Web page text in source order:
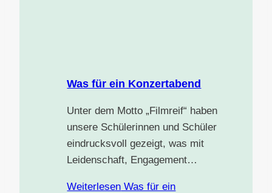
Was für ein Konzertabend
Unter dem Motto „Filmreif“ haben
unsere Schülerinnen und Schüler
eindrucksvoll gezeigt, was mit
Leidenschaft, Engagement…
Weiterlesen Was für ein